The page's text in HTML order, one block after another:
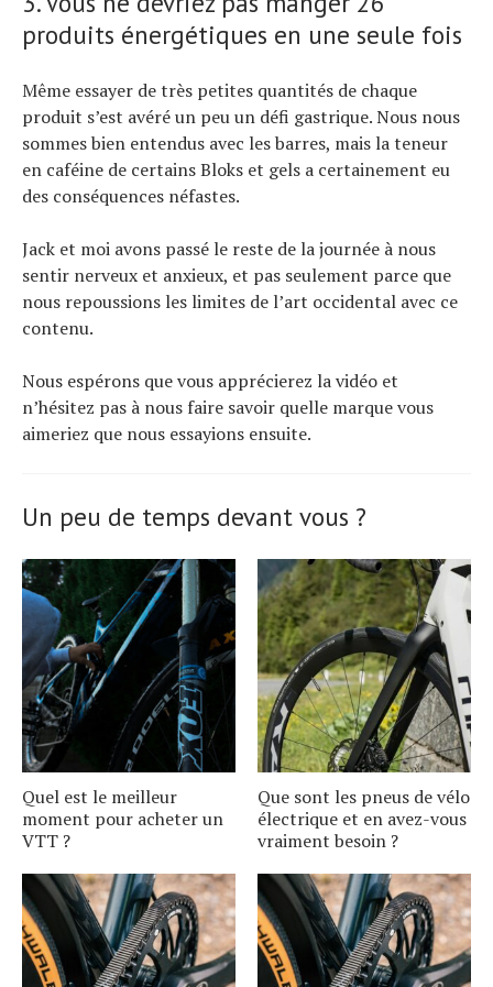
produits énergétiques en une seule fois
Même essayer de très petites quantités de chaque
produit s’est avéré un peu un défi gastrique. Nous nous
sommes bien entendus avec les barres, mais la teneur
en caféine de certains Bloks et gels a certainement eu
des conséquences néfastes.
Jack et moi avons passé le reste de la journée à nous
sentir nerveux et anxieux, et pas seulement parce que
nous repoussions les limites de l’art occidental avec ce
contenu.
Nous espérons que vous apprécierez la vidéo et
n’hésitez pas à nous faire savoir quelle marque vous
aimeriez que nous essayions ensuite.
Un peu de temps devant vous ?
Quel est le meilleur
moment pour acheter un
VTT ?
Que sont les pneus de vélo
électrique et en avez-vous
vraiment besoin ?